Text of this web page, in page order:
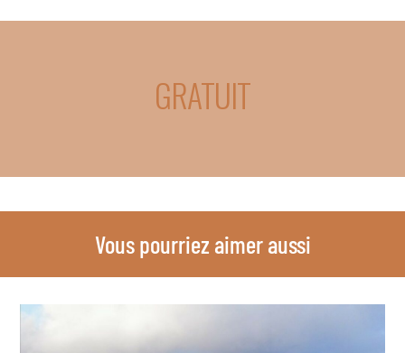
GRATUIT
Vous pourriez aimer aussi